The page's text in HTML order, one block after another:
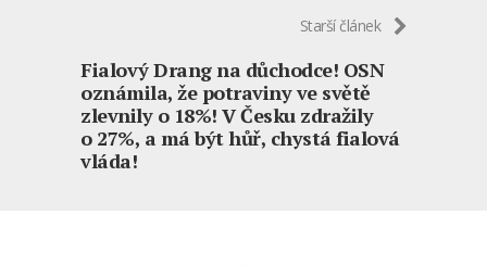
Starší článek
Fialový Drang na důchodce! OSN
oznámila, že potraviny ve světě
zlevnily o 18%! V Česku zdražily
o 27%, a má být hůř, chystá fialová
vláda!